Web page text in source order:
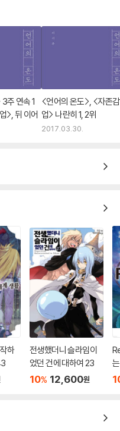
주 연속 1
>, 뒤 이어
<언어의 온도>, <자존
업> 나란히 1, 2위
2017.03.30.
하
전생했더니 슬라임이
었던 건에 대하여 23
10% 12,600원